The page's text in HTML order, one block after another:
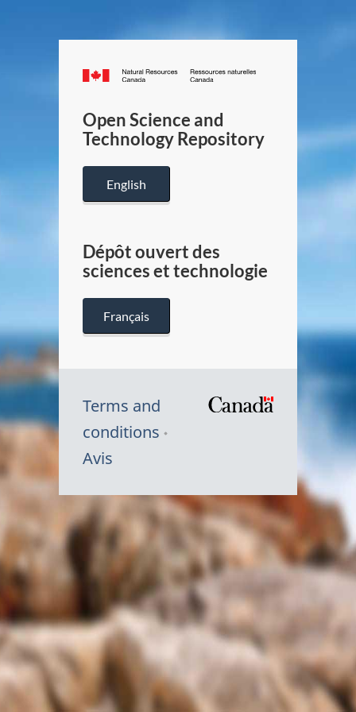
Canada.ca
/
Canada
Open Science and
Technology Repository
English
Dépôt ouvert des
sciences et technologie
Français
Terms and
conditions
Avis
Symbole
du
Canada